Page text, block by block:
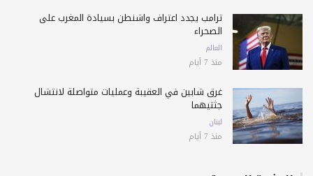
ترامب يجدد اعتراف واشنطن بسيادة المغرب على
الصحراء
العالم
منذ 7 أيام
غرق شابين في العقيبة وعمليات متواصلة لانتشال
جثتيهما
لبنان
منذ 7 أيام